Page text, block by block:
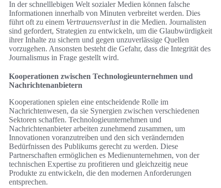
In der schnelllebigen Welt sozialer Medien können falsche
Informationen innerhalb von Minuten verbreitet werden. Dies
führt oft zu einem Vertrauensverlustin die Medien. Journalisten
sind gefordert, Strategien zu entwickeln, um die Glaubwürdigkeit
ihrer Inhalte zu sichern und gegen unzuverlässige Quellen
vorzugehen. Ansonsten besteht die Gefahr, dass die Integrität des
Journalismus in Frage gestellt wird.
Kooperationen zwischen Technologieunternehmen und
Nachrichtenanbietern
Kooperationen spielen eine entscheidende Rolle im
Nachrichtenwesen, da sie Synergien zwischen verschiedenen
Sektoren schaffen. Technologieunternehmen und
Nachrichtenanbieter arbeiten zunehmend zusammen, um
Innovationen voranzutreiben und den sich verändernden
Bedürfnissen des Publikums gerecht zu werden. Diese
Partnerschaften ermöglichen es Medienunternehmen, von der
technischen Expertise zu profitieren und gleichzeitig neue
Produkte zu entwickeln, die den modernen Anforderungen
entsprechen.